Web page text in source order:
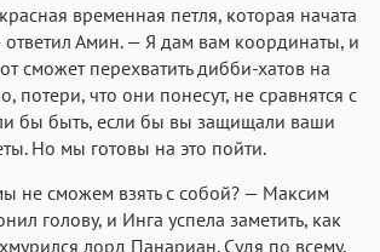
временная петля, которая начата
ответил Амин. — Я дам вам координаты, и
сможет перехватить дибби-хатов на
потери, что они понесут, не сравнятся с
бы быть, если бы вы защищали ваши
Но мы готовы на это пойти.
не сможем взять с собой? — Максим
голову, и Инга успела заметить, как
лорд Панариан. Судя по всему,